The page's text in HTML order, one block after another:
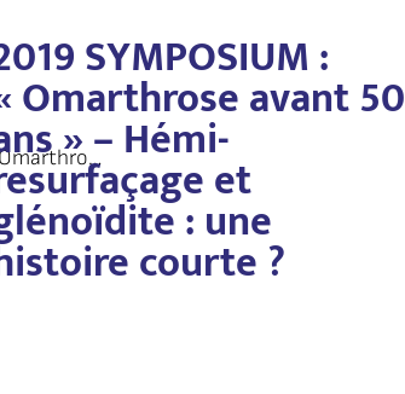
2019 SYMPOSIUM : « Omarthrose avant 50 ans » – Hémi-resurfaçage et glénoïdite : une histoire courte ?
SYMPOSIUM :
Omarthrose avant 50
» – Hémi-
et
: une
courte ?